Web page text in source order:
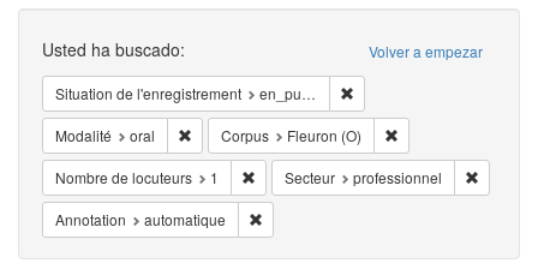
Buscar Volver a empezar
Usted ha buscado:
Situation de l'enregistrement en_public
Modalité oral Eliminar la restricciónModalité: oral
Corpus Fleuron (O)
Nombre de locuteurs 1 Eliminar la restricciónNombre de
Secteur professionnel
Annotation automatique